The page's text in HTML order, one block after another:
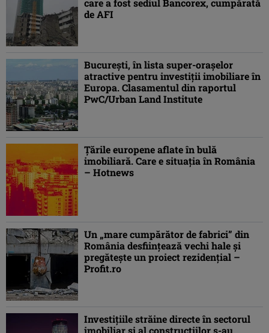
care a fost sediul Bancorex, cumpărată
de AFI
Bucureşti, în lista super-orașelor
atractive pentru investiţii imobiliare în
Europa. Clasamentul din raportul
PwC/Urban Land Institute
Țările europene aflate în bulă
imobiliară. Care e situația în România
– Hotnews
Un „mare cumpărător de fabrici” din
România desființează vechi hale și
pregăteşte un proiect rezidențial –
Profit.ro
Investiţiile străine directe în sectorul